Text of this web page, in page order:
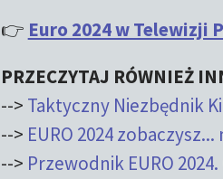
👉 Euro 2024 w Telewizji
PRZECZYTAJ RÓWNIEŻ
--> Taktyczny Niezbędnik
--> EURO 2024
--> Przewodnik EURO